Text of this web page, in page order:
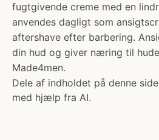
fugtgivende creme med en
anvendes dagligt som
aftershave efter barbering.
din hud og giver næring til
Made4men.
Dele af indholdet på denne
med hjælp fra AI.